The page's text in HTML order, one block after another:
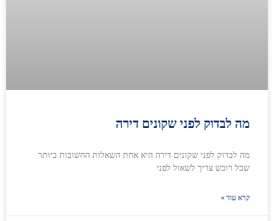
מה לבדוק לפני שקונים דירה
מה לבדוק לפני שקונים דירה היא אחת השאלות החשובות ביותר
שכל רוכש צריך לשאול לפני
קרא עוד »